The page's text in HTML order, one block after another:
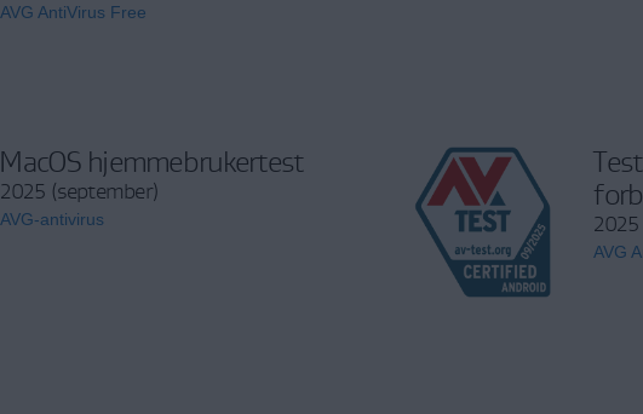
AVG AntiVirus Free
MacOS hjemmebrukertest
2025 (september)
AVG-antivirus
AVG